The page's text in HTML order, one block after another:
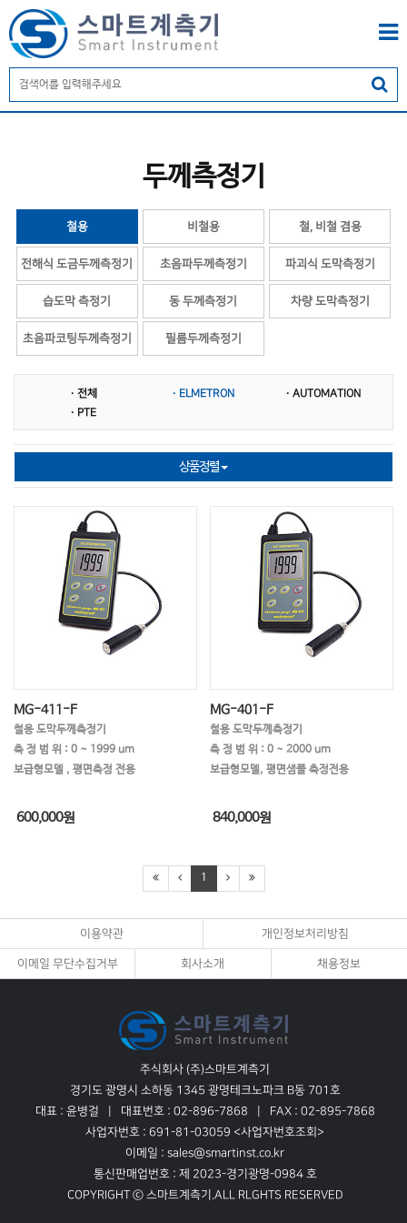
두께측정기
철용 비철용 철, 비철 겸용
전해식 도금두께측정기 초음파두께측정기 파괴식 도막측정기
습도막 측정기 동 두께측정기 차량 도막측정기
초음파코팅두께측정기 필름두께측정기
· 전체 · ELMETRON
· AUTOMATION
· PTE
상품정렬
MG-411-F
철용 도막두께측정기
측 정 범 위 : 0 ~ 1999 um
보급형모델 , 평면측정 전용
600,000원
MG-401-F
철용 도막두께측정기
측 정 범 위 : 0 ~ 2000 um
보급형모델, 평면샘플 측정전용
840,000원
1
이용약관 개인정보처리방침
이메일 무단수집거부 회사소개 채용정보
주식회사 (주)스마트계측기
경기도 광명시 소하동 1345 광명테크노파크 B동 701호
대표 : 윤병걸
대표번호 : 02-896-7868
FAX : 02-895-7868
사업자번호 : 691-81-03059 <사업자번호조회>
이메일 : sales@smartinst.co.kr
통신판매업번호 : 제 2023-경기광명-0984 호
COPYRIGHT ⓒ 스마트계측기.ALL RLGHTS RESERVED